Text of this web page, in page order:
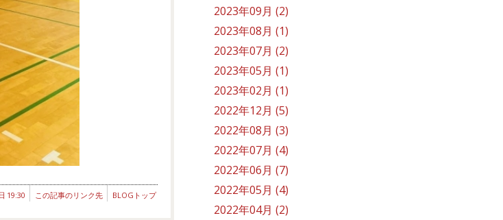
19:30 この記事のリンク先 BLOGトップ
2023年09月 (2)
2023年08月 (1)
2023年07月 (2)
2023年05月 (1)
2023年02月 (1)
2022年12月 (5)
2022年08月 (3)
2022年07月 (4)
2022年06月 (7)
2022年05月 (4)
2022年04月 (2)